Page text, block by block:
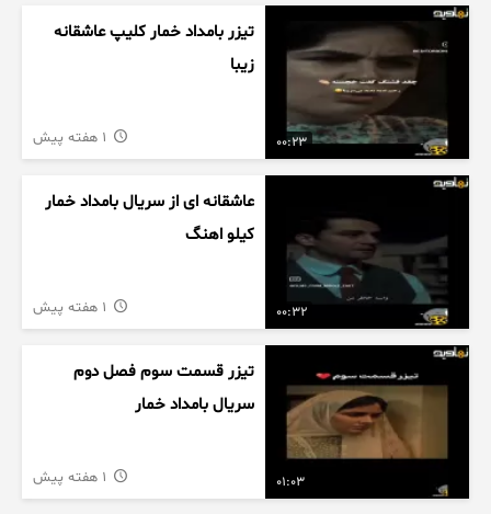
00:23
تیزر بامداد خمار کلیپ عاشقانه
زیبا
00:32
عاشقانه ای از سریال بامداد خمار
کیلو اهنگ
01:03
تیزر قسمت سوم فصل دوم
سریال بامداد خمار